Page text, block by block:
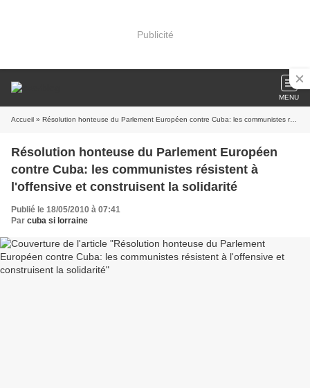
Publicité
MENU
Accueil » Résolution honteuse du Parlement Européen contre Cuba: les communistes résistent à l'offensive et construisent la solidarité
Résolution honteuse du Parlement Européen
contre Cuba: les communistes résistent à
l'offensive et construisent la solidarité
Publié le 18/05/2010 à 07:41
Par cuba si lorraine